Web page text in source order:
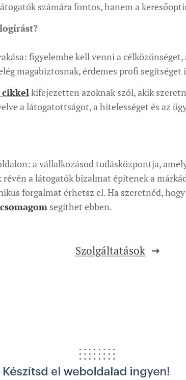
számára fontos, hanem a
figyelembe kell venni a
magabiztosnak, érdemes profi segítséget
cikkelkifejezetten azoknak szól, akik
a látogatottságot, a hitelességet és az
a vállalkozásod tudásközpontja,
a látogatók bizalmat építenek a
forgalmat érhetsz el. Ha szeretnéd,
segíthet ebben.
Szolgáltatások